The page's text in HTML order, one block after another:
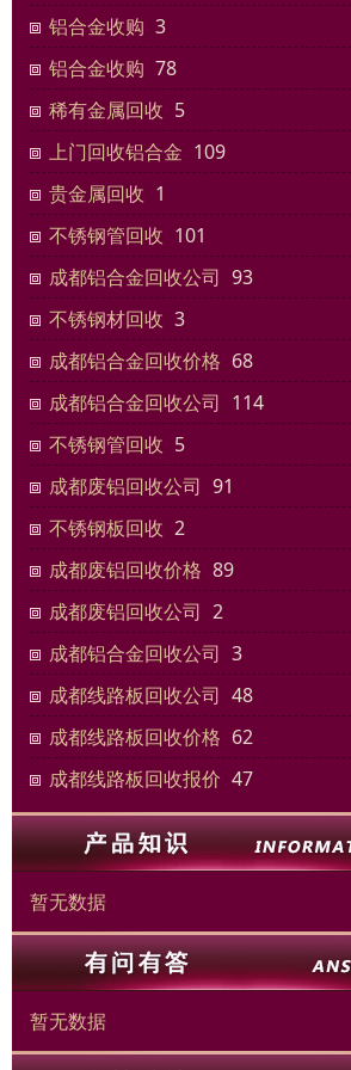
铝合金收购 3
铝合金收购 78
稀有金属回收 5
上门回收铝合金 109
贵金属回收 1
不锈钢管回收 101
成都铝合金回收公司 93
不锈钢材回收 3
成都铝合金回收价格 68
成都铝合金回收公司 114
不锈钢管回收 5
成都废铝回收公司 91
不锈钢板回收 2
成都废铝回收价格 89
成都废铝回收公司 2
成都铝合金回收公司 3
成都线路板回收公司 48
成都线路板回收价格 62
成都线路板回收报价 47
暂无数据
暂无数据